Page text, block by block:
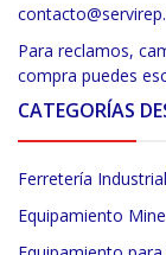
Para reclamos,
compra puedes
CATEGORÍAS
Ferretería Industrial
Equipamiento